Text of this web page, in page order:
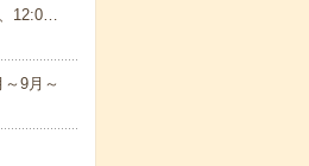
12:0…
9月～